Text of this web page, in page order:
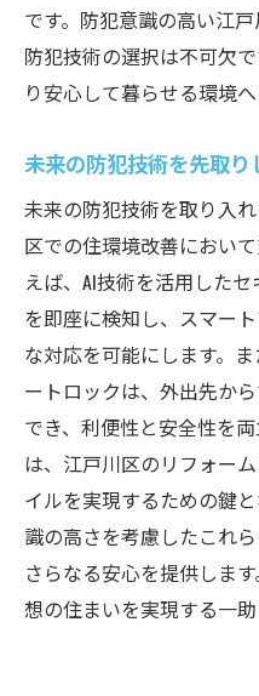
です。防犯意識の高い江
防犯技術の選択は不可欠
り安心して暮らせる環境へ
未来の防犯技術を先取
未来の防犯技術を取り入
区での住環境改善におい
えば、AI技術を活用した
を即座に検知し、スマー
な対応を可能にします。
ートロックは、外出先か
でき、利便性と安全性を
は、江戸川区のリフォー
イルを実現するための鍵
識の高さを考慮したこれ
さらなる安心を提供しま
想の住まいを実現する一助